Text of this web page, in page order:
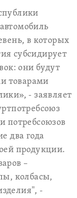
в которых
субсидирует
они будут
товарами
- заявляет
потребсоюзов
два года
продукции.
–
колбасы,
-